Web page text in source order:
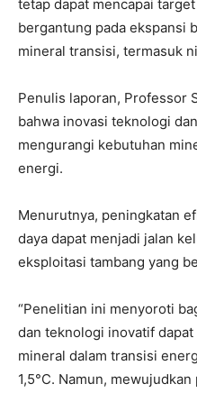
tetap dapat mencapai
bergantung pada ekspansi
mineral transisi, termasuk
Penulis laporan, Professor
bahwa inovasi teknologi
mengurangi kebutuhan
energi.
Menurutnya, peningkatan
daya dapat menjadi jalan
eksploitasi tambang yang
“Penelitian ini menyoroti
dan teknologi inovatif
mineral dalam transisi
1,5°C. Namun,